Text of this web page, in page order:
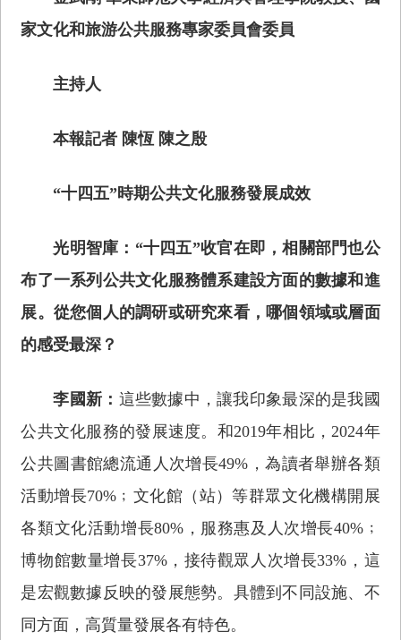
家文化和旅游公共服務專家委員會委員
主持人
本報記者 陳恆 陳之殷
“十四五”時期公共文化服務發展成效
光明智庫：“十四五”收官在即，相關部門也公
布了一系列公共文化服務體系建設方面的數據和進
展。從您個人的調研或研究來看，哪個領域或層面
的感受最深？
李國新： 這些數據中，讓我印象最深的是我國
公共文化服務的發展速度。和2019年相比，2024年
公共圖書館總流通人次增長49%，為讀者舉辦各類
活動增長70%﹔文化館（站）等群眾文化機構開展
各類文化活動增長80%，服務惠及人次增長40%﹔
博物館數量增長37%，接待觀眾人次增長33%，這
是宏觀數據反映的發展態勢。具體到不同設施、不
同方面，高質量發展各有特色。